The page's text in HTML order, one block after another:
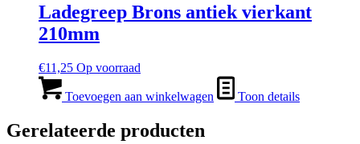
Ladegreep Brons antiek vierkant
210mm
€11,25 Op voorraad
Toevoegen aan winkelwagen Toon details
Gerelateerde producten